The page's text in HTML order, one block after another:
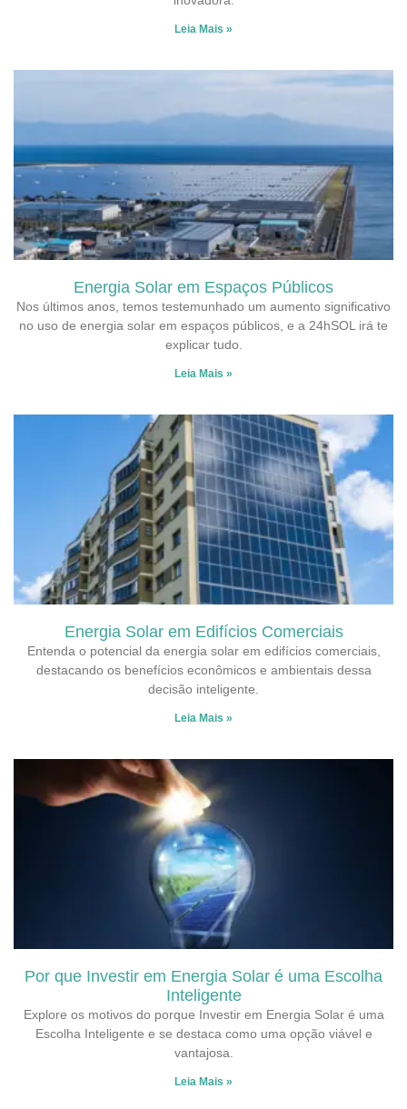
Leia Mais »
Energia Solar em Espaços Públicos
Nos últimos anos, temos testemunhado um aumento significativo
no uso de energia solar em espaços públicos, e a 24hSOL irá te
explicar tudo.
Leia Mais »
Energia Solar em Edifícios Comerciais
Entenda o potencial da energia solar em edifícios comerciais,
destacando os benefícios econômicos e ambientais dessa
decisão inteligente.
Leia Mais »
Por que Investir em Energia Solar é uma Escolha
Inteligente
Explore os motivos do porque Investir em Energia Solar é uma
Escolha Inteligente e se destaca como uma opção viável e
vantajosa.
Leia Mais »